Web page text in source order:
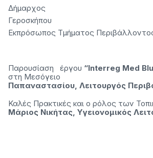
Δήμαρχος
Εκπρόσωπος Τμήματος
Παρουσίαση έργου “Interreg Med
στη
Παπαναστασίου, Λειτουργός
Καλές Πρακτικές και ο
Μάριος Νικήτας, Υγειονομικός